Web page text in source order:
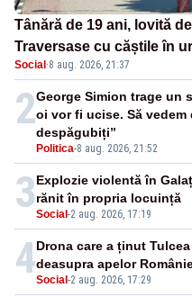
Tânără de 19 ani, lovită
Traversase cu căștile în
nepermis
Social ·8 aug. 2026, 21:37
2
Politica-8 aug. 2026, 21:52
George Simion trage un
oi vor fi ucise. Să
despăgubiți”
3Social -2 aug. 2026, 17:19
Explozie violentă în
rănit în propria locuință
4Social -2 aug. 2026, 17:29
Drona care a ținut
deasupra apelor